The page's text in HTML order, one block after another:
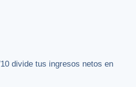
divide tus ingresos netos en